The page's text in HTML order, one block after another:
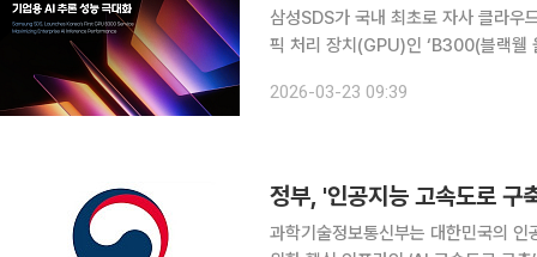
삼성SDS가 국내 최초로 자사 클라우
픽 처리 장치(GPU)인 ‘B300(블랙웰
용하는 ‘AI 추론’ 단계로 진입함에 따
2026-03-23 09:39
정부, '인공지능 고속도로
과학기술정보통신부는 대한민국의